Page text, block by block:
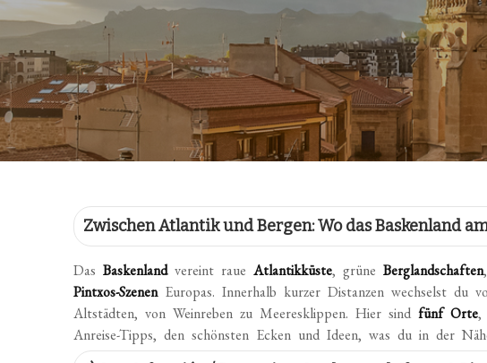
Zwischen Atlantik und Bergen: Wo das Baskenland
DasBaskenlandvereint raueAtlantikküste, grüneBerglandschaften
Pintxos-SzenenEuropas. Innerhalb kurzer Distanzen wechselst du
Altstädten, von Weinreben zu Meeresklippen. Hier sindfünf Orte,
Anreise-Tipps, den schönsten Ecken und Ideen, was du in der